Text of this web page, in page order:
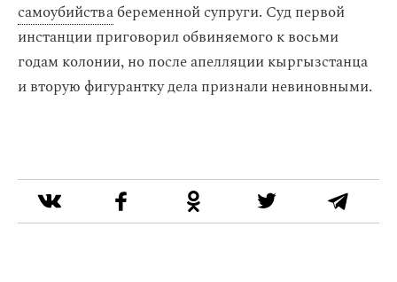
самоубийствабеременной супруги. Суд первой
инстанции приговорил обвиняемого к восьми
годам колонии, но после апелляции кыргызстанца
и вторую фигурантку дела признали невиновными.